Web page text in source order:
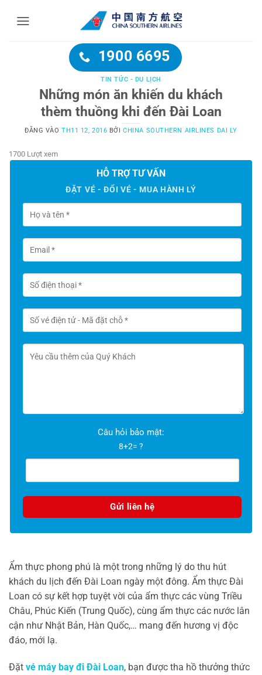
1900 6695
TIN TỨC - DU LỊCH
Những món ăn khiến du khách
thèm thuồng khi đến Đài Loan
ĐĂNG VÀOTH11 12, 2016 BỞICHINA SOUTHERN AIRLINES DAI LY
1700 Lượt xem
HỖ TRỢ TƯ VẤN
ĐẶT VÉ - ĐỔI VÉ - MUA HÀNH LÝ
Câu hỏi bảo mật:
8+2= ?
Ẩm thực phong phú là một trong những lý do thu hút
khách du lịch đến Đài Loan ngày một đông. Ẩm thực Đài
Loan có sự kết hợp tuyệt vời của ẩm thực các vùng Triều
Châu, Phúc Kiến (Trung Quốc), cùng ẩm thực các nước lân
cận như Nhật Bản, Hàn Quốc,… mang đến hương vị độc
đáo, mới lạ.
Đặt vé máy bay đi Đài Loan, bạn được tha hồ thưởng thức